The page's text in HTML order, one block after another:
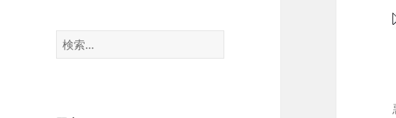
検
索: